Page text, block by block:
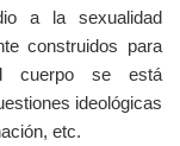
a la sexualidad
construidos para
cuerpo se está
ideológicas
etc.